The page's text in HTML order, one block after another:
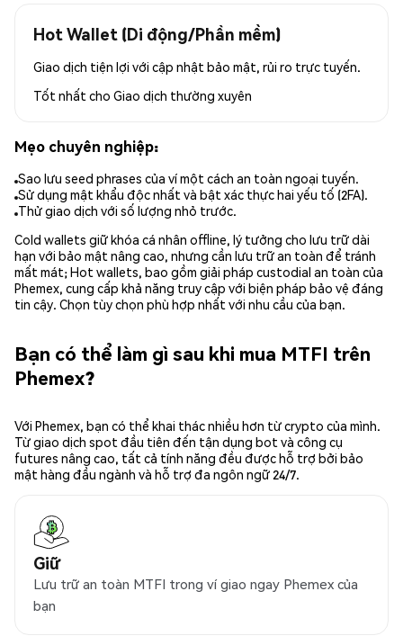
Hot Wallet (Di động/Phần mềm)
Giao dịch tiện lợi với cập nhật bảo mật, rủi ro trực tuyến.
Tốt nhất cho Giao dịch thường xuyên
Mẹo chuyên nghiệp:
Sao lưu seed phrases của ví một cách an toàn ngoại tuyến.
Sử dụng mật khẩu độc nhất và bật xác thực hai yếu tố (2FA).
Thử giao dịch với số lượng nhỏ trước.
Cold wallets giữ khóa cá nhân offline, lý tưởng cho lưu trữ dài
hạn với bảo mật nâng cao, nhưng cần lưu trữ an toàn để tránh
mất mát; Hot wallets, bao gồm giải pháp custodial an toàn của
Phemex, cung cấp khả năng truy cập với biện pháp bảo vệ đáng
tin cậy. Chọn tùy chọn phù hợp nhất với nhu cầu của bạn.
Bạn có thể làm gì sau khi mua MTFI trên
Phemex?
Với Phemex, bạn có thể khai thác nhiều hơn từ crypto của mình.
Từ giao dịch spot đầu tiên đến tận dụng bot và công cụ
futures nâng cao, tất cả tính năng đều được hỗ trợ bởi bảo
mật hàng đầu ngành và hỗ trợ đa ngôn ngữ 24/7.
Giữ
Lưu trữ an toàn MTFI trong ví giao ngay Phemex của
bạn